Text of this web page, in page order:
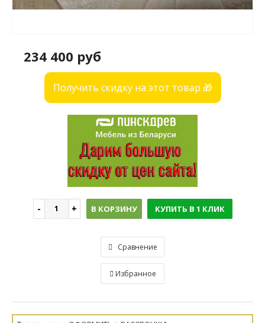
234 400 руб
Получить скидку на этот товар 🎁
В КОРЗИНУ КУПИТЬ В 1 КЛИК
Сравнение
Избранное